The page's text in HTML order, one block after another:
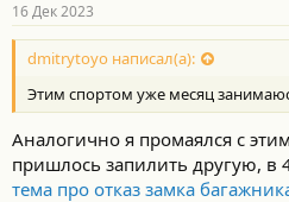
16 Дек 2023
dmitrytoyo написал(а):
Этим спортом уже месяц
Аналогично я промаялся с
пришлось запилить другую, в
тема про отказ замка